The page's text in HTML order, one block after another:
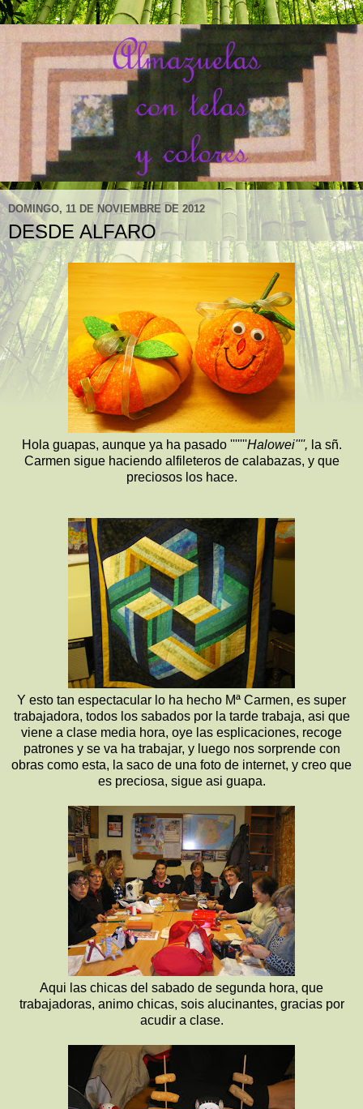
DOMINGO, 11 DE NOVIEMBRE DE 2012
DESDE ALFARO
Hola guapas, aunque ya ha pasado '''''''Halowei'''', la sñ.
Carmen sigue haciendo alfileteros de calabazas, y que
preciosos los hace.
Y esto tan espectacular lo ha hecho Mª Carmen, es super
trabajadora, todos los sabados por la tarde trabaja, asi que
viene a clase media hora, oye las esplicaciones, recoge
patrones y se va ha trabajar, y luego nos sorprende con
obras como esta, la saco de una foto de internet, y creo que
es preciosa, sigue asi guapa.
Aqui las chicas del sabado de segunda hora, que
trabajadoras, animo chicas, sois alucinantes, gracias por
acudir a clase.